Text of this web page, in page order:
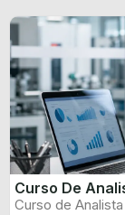
Curso De
Curso de